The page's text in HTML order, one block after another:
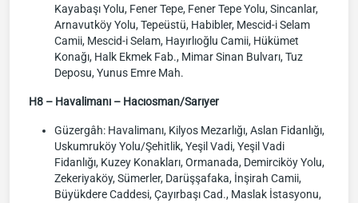
Kayabaşı Yolu, Fener Tepe, Fener Tepe Yolu, Sincanlar,
Arnavutköy Yolu, Tepeüstü, Habibler, Mescid-i Selam
Camii, Mescid-i Selam, Hayırlıoğlu Camii, Hükümet
Konağı, Halk Ekmek Fab., Mimar Sinan Bulvarı, Tuz
Deposu, Yunus Emre Mah.
H8 – Havalimanı – Hacıosman/Sarıyer
Güzergâh: Havalimanı, Kilyos Mezarlığı, Aslan Fidanlığı,
Uskumruköy Yolu/Şehitlik, Yeşil Vadi, Yeşil Vadi
Fidanlığı, Kuzey Konakları, Ormanada, Demirciköy Yolu,
Zekeriyaköy, Sümerler, Darüşşafaka, İnşirah Camii,
Büyükdere Caddesi, Çayırbaşı Cad., Maslak İstasyonu,